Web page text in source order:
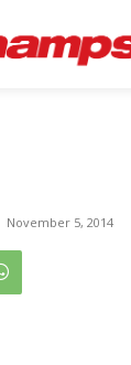
November 5, 2014